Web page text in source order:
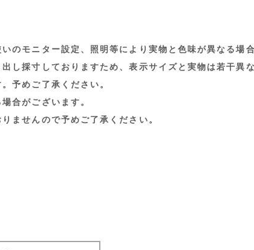
のモニター設定、照明等により実物と色味が異なる場
し採寸しておりますため、表示サイズと実物は若干異
予めご了承ください。
合がございます。
ませんので予めご了承ください。